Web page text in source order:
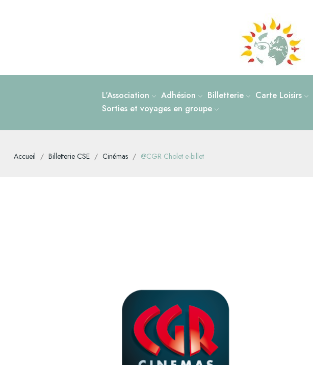
L'Association Adhésion Billetterie Carte Loisirs
Sorties et voyages en groupe
Accueil Billetterie CSE Cinémas @CGR Cholet e-billet